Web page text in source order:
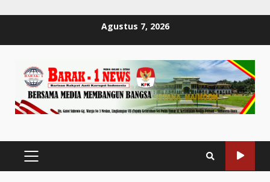
Agustus 7, 2026
PRIMARY
MENU